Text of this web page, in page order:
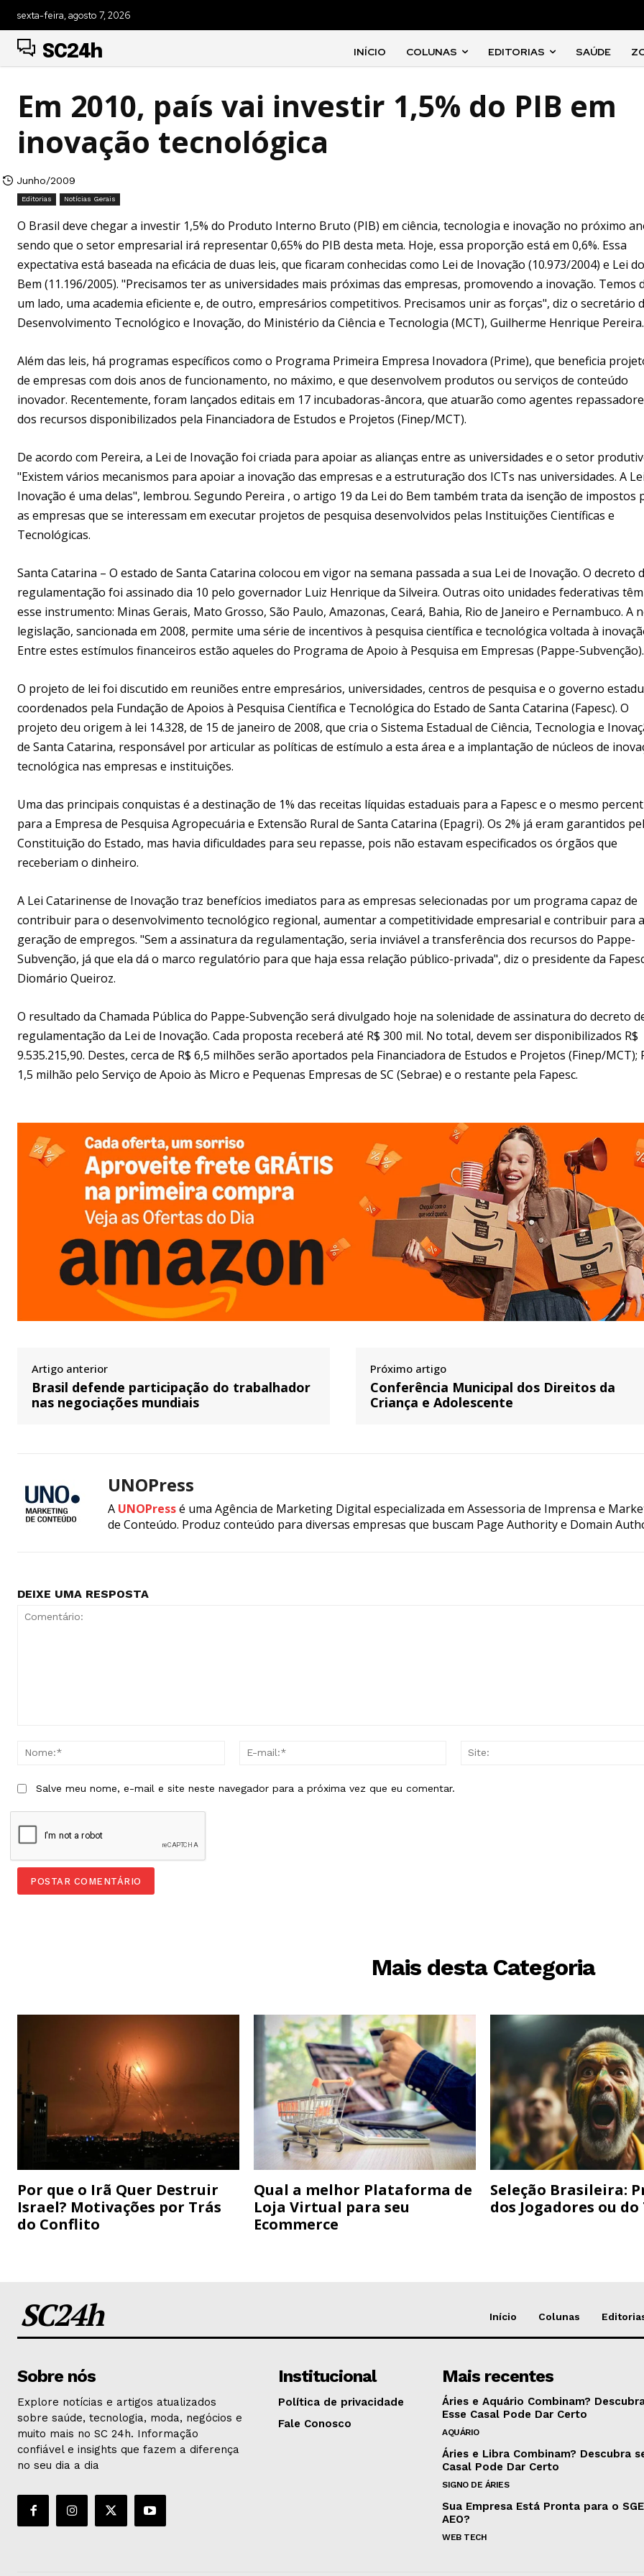
sexta-feira, agosto 7, 2026
SC24h INÍCIO COLUNAS EDITORIAS SAÚDE
Em 2010, país vai investir 1,5% do PIB em
inovação tecnológica
Junho/2009
Editorias Notícias Gerais
O Brasil deve chegar a investir 1,5% do Produto Interno Bruto (PIB) em ciência, tecnologia e inovação no próximo
sendo que o setor empresarial irá representar 0,65% do PIB desta meta. Hoje, essa proporção está em 0,6%. Essa
expectativa está baseada na eficácia de duas leis, que ficaram conhecidas como Lei de Inovação (10.973/2004) e Lei do
Bem (11.196/2005). "Precisamos ter as universidades mais próximas das empresas, promovendo a inovação. Temos
um lado, uma academia eficiente e, de outro, empresários competitivos. Precisamos unir as forças", diz o secretário
Desenvolvimento Tecnológico e Inovação, do Ministério da Ciência e Tecnologia (MCT), Guilherme Henrique Pereira.
Além das leis, há programas específicos como o Programa Primeira Empresa Inovadora (Prime), que beneficia
de empresas com dois anos de funcionamento, no máximo, e que desenvolvem produtos ou serviços de conteúdo
inovador. Recentemente, foram lançados editais em 17 incubadoras-âncora, que atuarão como agentes
dos recursos disponibilizados pela Financiadora de Estudos e Projetos (Finep/MCT).
De acordo com Pereira, a Lei de Inovação foi criada para apoiar as alianças entre as universidades e o setor
"Existem vários mecanismos para apoiar a inovação das empresas e a estruturação dos ICTs nas universidades. A
Inovação é uma delas", lembrou. Segundo Pereira , o artigo 19 da Lei do Bem também trata da isenção de impostos
as empresas que se interessam em executar projetos de pesquisa desenvolvidos pelas Instituições Científicas e
Tecnológicas.
Santa Catarina – O estado de Santa Catarina colocou em vigor na semana passada a sua Lei de Inovação. O decreto
regulamentação foi assinado dia 10 pelo governador Luiz Henrique da Silveira. Outras oito unidades federativas têm
esse instrumento: Minas Gerais, Mato Grosso, São Paulo, Amazonas, Ceará, Bahia, Rio de Janeiro e Pernambuco. A
legislação, sancionada em 2008, permite uma série de incentivos à pesquisa científica e tecnológica voltada à
Entre estes estímulos financeiros estão aqueles do Programa de Apoio à Pesquisa em Empresas (Pappe-Subvenção).
O projeto de lei foi discutido em reuniões entre empresários, universidades, centros de pesquisa e o governo
coordenados pela Fundação de Apoios à Pesquisa Científica e Tecnológica do Estado de Santa Catarina (Fapesc). O
projeto deu origem à lei 14.328, de 15 de janeiro de 2008, que cria o Sistema Estadual de Ciência, Tecnologia e
de Santa Catarina, responsável por articular as políticas de estímulo a esta área e a implantação de núcleos de
tecnológica nas empresas e instituições.
Uma das principais conquistas é a destinação de 1% das receitas líquidas estaduais para a Fapesc e o mesmo
para a Empresa de Pesquisa Agropecuária e Extensão Rural de Santa Catarina (Epagri). Os 2% já eram garantidos
Constituição do Estado, mas havia dificuldades para seu repasse, pois não estavam especificados os órgãos que
receberiam o dinheiro.
A Lei Catarinense de Inovação traz benefícios imediatos para as empresas selecionadas por um programa capaz de
contribuir para o desenvolvimento tecnológico regional, aumentar a competitividade empresarial e contribuir para a
geração de empregos. "Sem a assinatura da regulamentação, seria inviável a transferência dos recursos do Pappe-
Subvenção, já que ela dá o marco regulatório para que haja essa relação público-privada", diz o presidente da
Diomário Queiroz.
O resultado da Chamada Pública do Pappe-Subvenção será divulgado hoje na solenidade de assinatura do decreto
regulamentação da Lei de Inovação. Cada proposta receberá até R$ 300 mil. No total, devem ser disponibilizados R$
9.535.215,90. Destes, cerca de R$ 6,5 milhões serão aportados pela Financiadora de Estudos e Projetos (Finep/MCT);
1,5 milhão pelo Serviço de Apoio às Micro e Pequenas Empresas de SC (Sebrae) e o restante pela Fapesc.
Artigo anterior
Brasil defende participação do trabalhador
nas negociações mundiais
Próximo artigo
Conferência Municipal dos Direitos da
Criança e Adolescente
UNOPress
A UNOPressé uma Agência de Marketing Digital especializada em Assessoria de Imprensa e
de Conteúdo. Produz conteúdo para diversas empresas que buscam Page Authority e Domain
DEIXE UMA RESPOSTA
Nome:*
Salve meu nome, e-mail e site neste navegador para a próxima vez que eu comentar.
Mais desta Categoria
Por que o Irã Quer Destruir
Israel? Motivações por Trás
do Conflito
Qual a melhor Plataforma de
Loja Virtual para seu
Ecommerce
Seleção Brasileira:
dos Jogadores ou do
SC24h Início Colunas
Sobre nós
Explore notícias e artigos atualizados
sobre saúde, tecnologia, moda, negócios e
muito mais no SC 24h. Informação
confiável e insights que fazem a diferença
no seu dia a dia
Institucional
Política de privacidade
Fale Conosco
Mais recentes
Áries e Aquário Combinam?
Esse Casal Pode Dar Certo
AQUÁRIO
Áries e Libra Combinam? Descubra
Casal Pode Dar Certo
SIGNO DE ÁRIES
Sua Empresa Está Pronta para o
AEO?
WEB TECH